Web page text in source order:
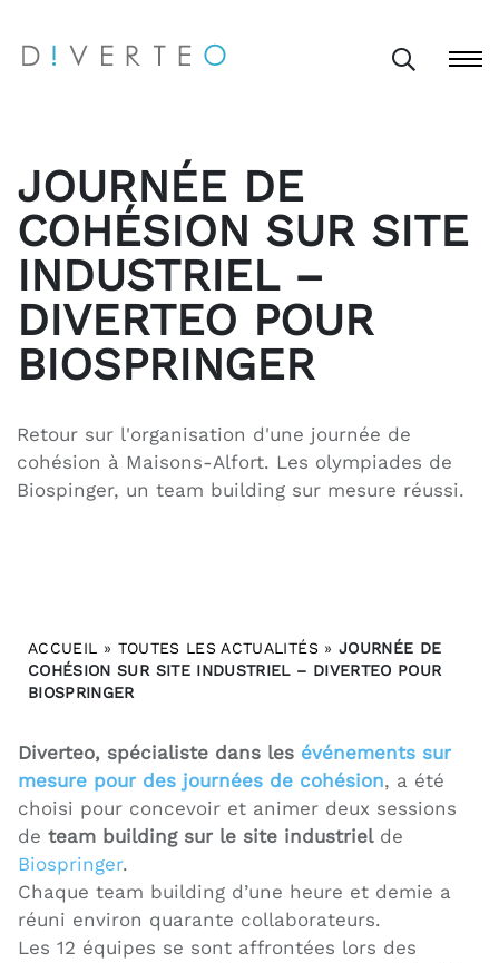
JOURNÉE DE
COHÉSION SUR SITE
INDUSTRIEL –
DIVERTEO POUR
BIOSPRINGER
Retour sur l'organisation d'une journée de
cohésion à Maisons-Alfort. Les olympiades de
Biospinger, un team building sur mesure réussi.
ACCUEIL » TOUTES LES ACTUALITÉS» JOURNÉE DE
COHÉSION SUR SITE INDUSTRIEL – DIVERTEO POUR
BIOSPRINGER
Diverteo, spécialiste dans les événements sur
mesure pour des journées de cohésion, a été
choisi pour concevoir et animer deux sessions
de team building sur le site industrielde
Biospringer.
Chaque team building d’une heure et demie a
réuni environ quarante collaborateurs.
Les 12 équipes se sont affrontées lors des